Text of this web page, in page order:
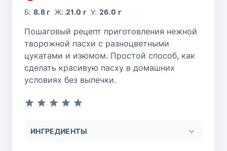
Б:8.8 г Ж: 21.0 г У:26.0 г
Пошаговый рецепт приготовления нежной
творожной пасхи с разноцветными
цукатами и изюмом. Простой способ, как
сделать красивую пасху в домашних
условиях без выпечки.
ИНГРЕДИЕНТЫ